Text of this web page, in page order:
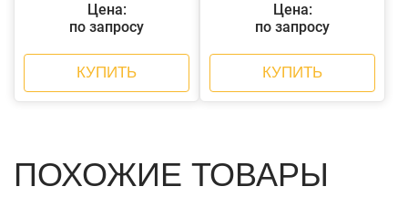
Цена:
по запросу
КУПИТЬ
Цена:
по запросу
КУПИТЬ
ПОХОЖИЕ ТОВАРЫ